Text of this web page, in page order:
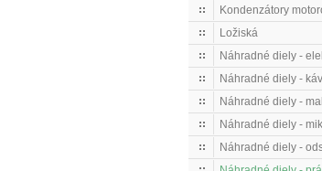
Kondenzátory
Ložiská
Náhradné diely -
Náhradné diely -
Náhradné diely -
Náhradné diely -
Náhradné diely -